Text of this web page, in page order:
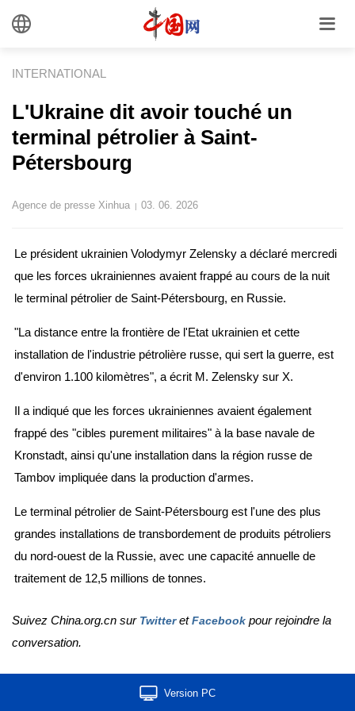
INTERNATIONAL
L'Ukraine dit avoir touché un
terminal pétrolier à Saint-
Pétersbourg
Agence de presse Xinhua | 03. 06. 2026
Le président ukrainien Volodymyr Zelensky a déclaré mercredi
que les forces ukrainiennes avaient frappé au cours de la nuit
le terminal pétrolier de Saint-Pétersbourg, en Russie.
"La distance entre la frontière de l'Etat ukrainien et cette
installation de l'industrie pétrolière russe, qui sert la guerre, est
d'environ 1.100 kilomètres", a écrit M. Zelensky sur X.
Il a indiqué que les forces ukrainiennes avaient également
frappé des "cibles purement militaires" à la base navale de
Kronstadt, ainsi qu'une installation dans la région russe de
Tambov impliquée dans la production d'armes.
Le terminal pétrolier de Saint-Pétersbourg est l'une des plus
grandes installations de transbordement de produits pétroliers
du nord-ouest de la Russie, avec une capacité annuelle de
traitement de 12,5 millions de tonnes.
Suivez China.org.cn sur Twitter etFacebook pour rejoindre la
conversation.
Version PC